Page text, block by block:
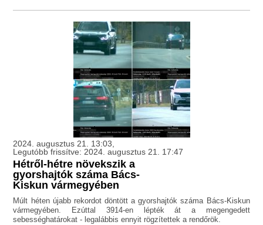
2024. augusztus 21. 13:03,
Legutóbb frissítve: 2024. augusztus 21. 17:47
Hétről-hétre növekszik a
gyorshajtók száma Bács-
Kiskun vármegyében
Múlt héten újabb rekordot döntött a gyorshajtók száma Bács-Kiskun
vármegyében. Ezúttal 3914-en lépték át a megengedett
sebességhatárokat - legalábbis ennyit rögzítettek a rendőrök.